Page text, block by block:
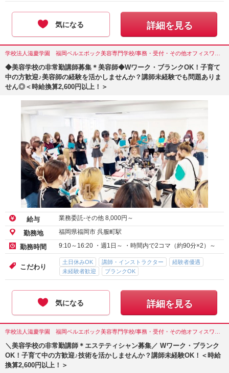
気になる 詳細を見る
◆美容学校の非常勤講師募集＊美容師◆Wワーク・ブランクOK！子育て
中の方歓迎♪美容師の経験を活かしませんか？講師未経験でも問題ありま
せん◎＜時給換算2,600円以上！＞
給与 業務委託-その他 8,000円～
勤務地 福岡県福岡市 呉服町駅
勤務時間 9:10～16:20 ・週1日～ ・時間内で2コマ（約90分×2）～
こだわり
土日休みOK 講師・インストラクター
経験者優遇
未経験者歓迎
ブランクOK
気になる 詳細を見る
＼美容学校の非常勤講師＊エステティシャン募集／ Wワーク・ブランク
OK！子育て中の方歓迎♪技術を活かしませんか？講師未経験OK！＜時給
換算2,600円以上！＞